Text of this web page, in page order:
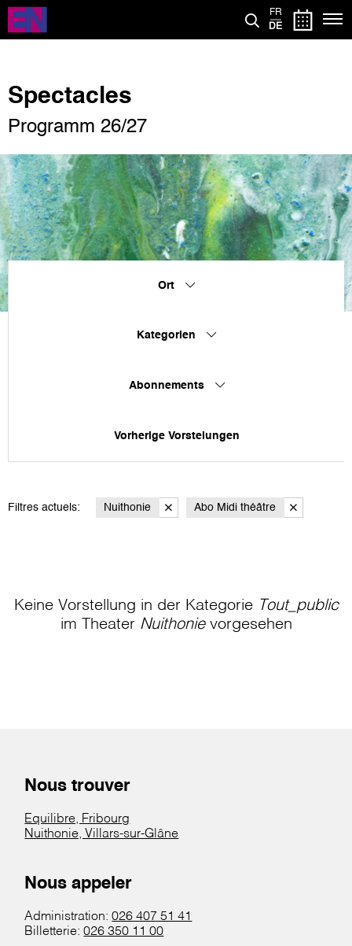
Direkt
zum
Inhalt
FR
DE
Spectacles
Programm 26/27
Ort
Kategorien
Abonnements
Vorherige Vorstelungen
Filtres actuels: Nuithonie Abo Midi théâtre
Keine Vorstellung in der Kategorie Tout_public
im Theater Nuithonievorgesehen
Nous trouver
Equilibre, Fribourg
Nuithonie, Villars-sur-Glâne
Nous appeler
Administration:026 407 51 41
Billetterie:026 350 11 00